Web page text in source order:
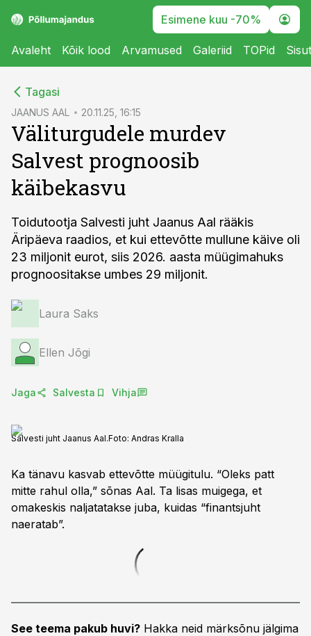
Esimene kuu -70%
Avaleht Kõik lood Arvamused Galeriid TOPid
Tagasi
JAANUS AAL 20.11.25, 16:15
Väliturgudele murdev
Salvest prognoosib
käibekasvu
Toidutootja Salvesti juht Jaanus Aal rääkis
Äripäeva raadios, et kui ettevõtte mullune käive oli
23 miljonit eurot, siis 2026. aasta müügimahuks
prognoositakse umbes 29 miljonit.
Laura Saks
Ellen Jõgi
Jaga Salvesta Vihja
Salvesti juht Jaanus Aal.Foto: Andras Kralla
Ka tänavu kasvab ettevõtte müügitulu. “Oleks patt
mitte rahul olla,” sõnas Aal. Ta lisas muigega, et
omakeskis naljatatakse juba, kuidas “finantsjuht
naeratab”.
See teema pakub huvi? Hakka neid märksõnu jälgima